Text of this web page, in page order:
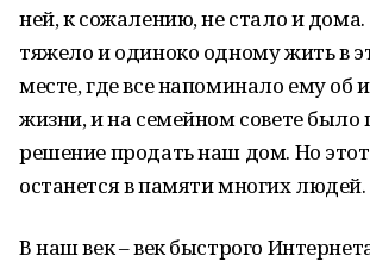
ней, к сожалению, не стало и
тяжело и одиноко одному жить в
месте, где все напоминало ему об
жизни, и на семейном совете было
решение продать наш дом. Но
останется в памяти многих людей.
В наш век – век быстрого